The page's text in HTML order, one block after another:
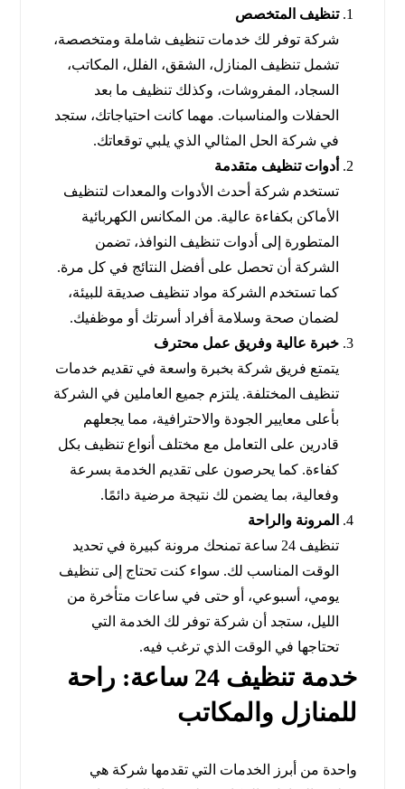
تنظيف المتخصص
شركة توفر لك خدمات تنظيف شاملة ومتخصصة،
تشمل تنظيف المنازل، الشقق، الفلل، المكاتب،
السجاد، المفروشات، وكذلك تنظيف ما بعد
الحفلات والمناسبات. مهما كانت احتياجاتك، ستجد
في شركة الحل المثالي الذي يلبي توقعاتك.
أدوات تنظيف متقدمة
تستخدم شركة أحدث الأدوات والمعدات لتنظيف
الأماكن بكفاءة عالية. من المكانس الكهربائية
المتطورة إلى أدوات تنظيف النوافذ، تضمن
الشركة أن تحصل على أفضل النتائج في كل مرة.
كما تستخدم الشركة مواد تنظيف صديقة للبيئة،
لضمان صحة وسلامة أفراد أسرتك أو موظفيك.
خبرة عالية وفريق عمل محترف
يتمتع فريق شركة بخبرة واسعة في تقديم خدمات
تنظيف المختلفة. يلتزم جميع العاملين في الشركة
بأعلى معايير الجودة والاحترافية، مما يجعلهم
قادرين على التعامل مع مختلف أنواع تنظيف بكل
كفاءة. كما يحرصون على تقديم الخدمة بسرعة
وفعالية، بما يضمن لك نتيجة مرضية دائمًا.
المرونة والراحة
تنظيف 24 ساعة تمنحك مرونة كبيرة في تحديد
الوقت المناسب لك. سواء كنت تحتاج إلى تنظيف
يومي، أسبوعي، أو حتى في ساعات متأخرة من
الليل، ستجد أن شركة توفر لك الخدمة التي
تحتاجها في الوقت الذي ترغب فيه.
خدمة تنظيف 24 ساعة: راحة
للمنازل والمكاتب
واحدة من أبرز الخدمات التي تقدمها شركة هي